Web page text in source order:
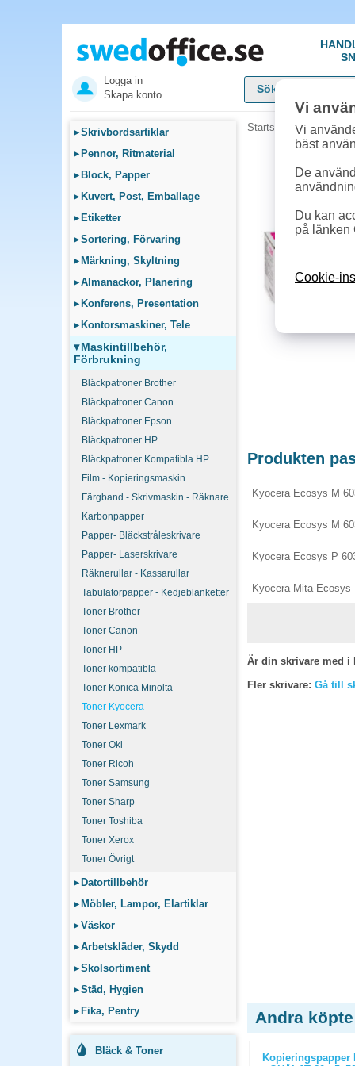
Logga in
Skapa konto
▸Skrivbordsartiklar
▸ Pennor, Ritmaterial
▸ Block, Papper
▸ Kuvert, Post, Emballage
▸ Etiketter
▸Sortering, Förvaring
▸ Märkning, Skyltning
▸Almanackor, Planering
▸ Konferens, Presentation
▸ Kontorsmaskiner, Tele
▾Maskintillbehör,
Förbrukning
Bläckpatroner Brother
Bläckpatroner Canon
Bläckpatroner Epson
Bläckpatroner HP
Bläckpatroner Kompatibla HP
Film - Kopieringsmaskin
Färgband - Skrivmaskin - Räknare
Karbonpapper
Papper- Bläckstråleskrivare
Papper- Laserskrivare
Räknerullar - Kassarullar
Tabulatorpapper - Kedjeblanketter
Toner Brother
Toner Canon
Toner HP
Toner kompatibla
Toner Konica Minolta
Toner Kyocera
Toner Lexmark
Toner Oki
Toner Ricoh
Toner Samsung
Toner Sharp
Toner Toshiba
Toner Xerox
Toner Övrigt
▸ Datortillbehör
▸ Möbler, Lampor, Elartiklar
▸Väskor
▸Arbetskläder, Skydd
▸Skolsortiment
▸Städ, Hygien
▸ Fika, Pentry
Bläck & Toner
Startsida »
Produkten
Kyocera Ecosys M
Kyocera Ecosys M
Kyocera Ecosys P
Kyocera Mita Ecosys
Är din skrivare med i
Fler skrivare: Gå till
Andra
Kopieringspapper Nordic Office
Kopieringspapper
Vi
Vi
bäst
De
Du kan
på länken
Cookie-